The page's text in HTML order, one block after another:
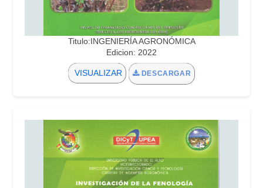
Titulo:INGENIERÍA AGRONÓMICA
Edicion: 2022
VISUALIZAR DESCARGAR